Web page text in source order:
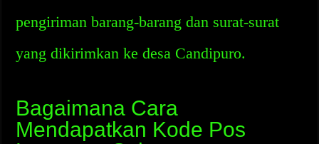
pengiriman barang-barang dan surat-surat
yang dikirimkan ke desa Candipuro.
Bagaimana Cara
Mendapatkan Kode Pos